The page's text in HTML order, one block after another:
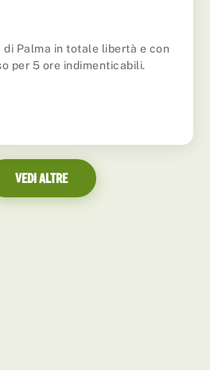
di Palma in totale libertà e con
per 5 ore indimenticabili.
VEDI ALTRE